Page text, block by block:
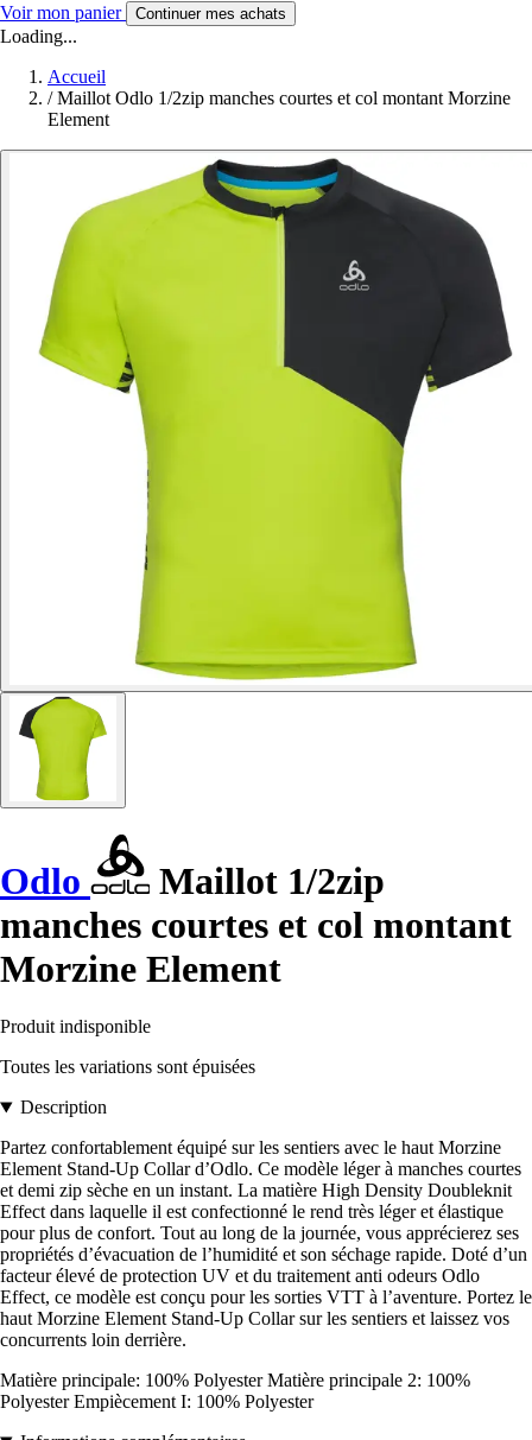
Voir mon panier Continuer mes achats
Loading...
Accueil
/ Maillot Odlo 1/2zip manches courtes et col montant Morzine
Element
Odlo
Maillot 1/2zip
manches courtes et col montant
Morzine Element
Produit indisponible
Toutes les variations sont épuisées
Description
Partez confortablement équipé sur les sentiers avec le haut Morzine
Element Stand-Up Collar d’Odlo. Ce modèle léger à manches courtes
et demi zip sèche en un instant. La matière High Density Doubleknit
Effect dans laquelle il est confectionné le rend très léger et élastique
pour plus de confort. Tout au long de la journée, vous apprécierez ses
propriétés d’évacuation de l’humidité et son séchage rapide. Doté d’un
facteur élevé de protection UV et du traitement anti odeurs Odlo
Effect, ce modèle est conçu pour les sorties VTT à l’aventure. Portez le
haut Morzine Element Stand-Up Collar sur les sentiers et laissez vos
concurrents loin derrière.
Matière principale: 100% Polyester Matière principale 2: 100%
Polyester Empiècement I: 100% Polyester